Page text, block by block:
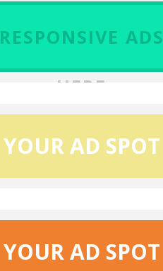
RESPONSIVE ADS
HERE
YOUR AD SPOT
YOUR AD SPOT